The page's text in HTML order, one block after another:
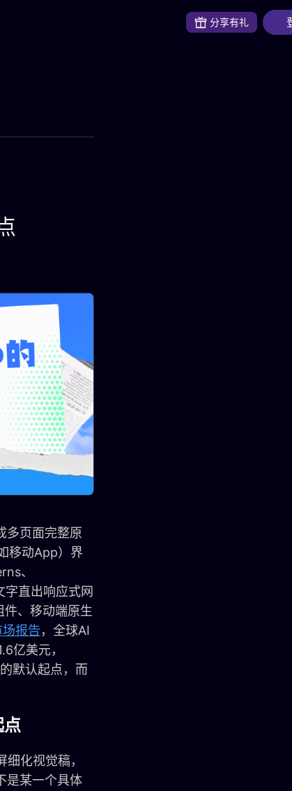
分享有礼
多页面完整原
移动App）界
、
字直出响应式网
、移动端原生
报告，全球AI
亿美元，
默认起点，而
化视觉稿，
是某一个具体